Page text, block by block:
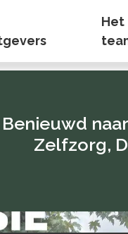
Het
Benieuwd
Zelfzorg,